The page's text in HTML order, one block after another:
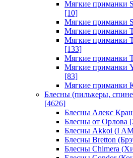
Мягкие приманки
[10]
Мягкие приманки
Мягкие приманки
Мягкие приманки
[133]
Мягкие приманки
Мягкие приманки
[83]
Мягкие приманки
Блесны (пилькеры,
[4626]
Блесны Алекс
Блесны от Орлова
Блесны Akkoi (I
Блесны Bretton
Блесны Chimera